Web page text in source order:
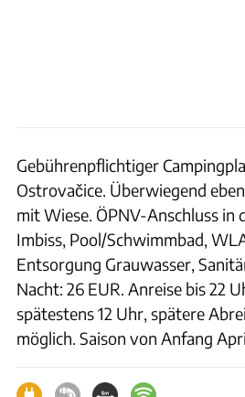
Gebührenpflichtiger
Ostrovačice. Überwiegend
mit Wiese. ÖPNV-Anschluss in
Imbiss, Pool/Schwimmbad,
Entsorgung Grauwasser,
Nacht: 26 EUR. Anreise bis 22
spätestens 12 Uhr, spätere
möglich. Saison von Anfang